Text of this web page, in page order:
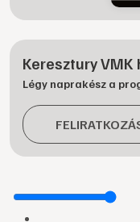
Keresztury VMK
Légy naprakész a